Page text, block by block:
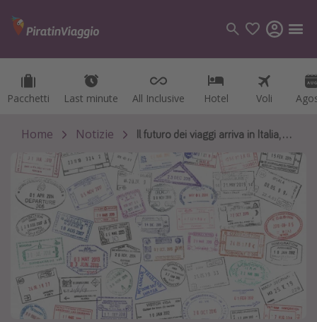
Pacchetti Last minute All Inclusive Hotel Voli
Pacchetti Last minute All Inclusive Hotel Voli
Categorie
Voli
Vacanze
Crociere
Destinazioni
Tutte le destinazioni
Italia
Albania
Home Notizie Il futuro dei viaggi arriva in Italia, addio al controllo passaporti